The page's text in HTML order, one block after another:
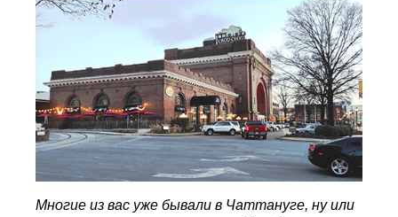
Многие из вас уже бывали в Чаттануге, ну или